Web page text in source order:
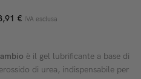
€ IVA esclusa
è il gel lubrificante a base di
di urea, indispensabile per